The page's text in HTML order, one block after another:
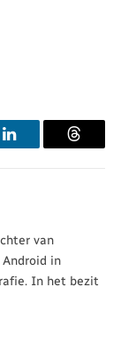
LinkedIn Threads
van
in
In het bezit